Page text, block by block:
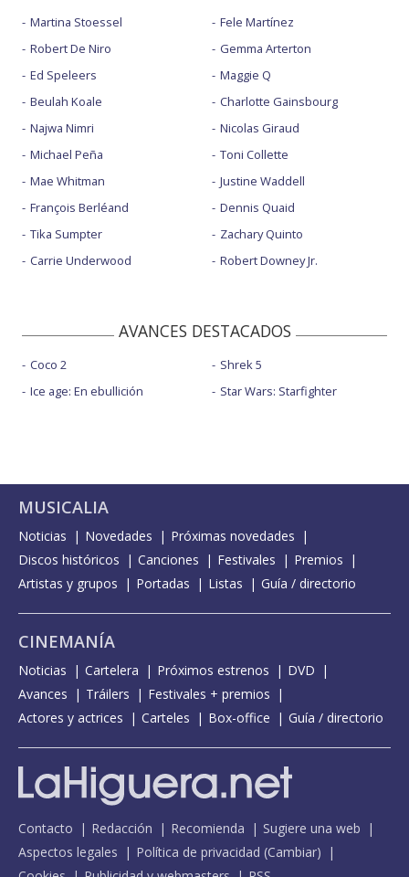
Martina Stoessel
Robert De Niro
Ed Speleers
Beulah Koale
Najwa Nimri
Michael Peña
Mae Whitman
François Berléand
Tika Sumpter
Carrie Underwood
Fele Martínez
Gemma Arterton
Maggie Q
Charlotte Gainsbourg
Nicolas Giraud
Toni Collette
Justine Waddell
Dennis Quaid
Zachary Quinto
Robert Downey Jr.
AVANCES DESTACADOS
Coco 2
Ice age: En ebullición
Shrek 5
Star Wars: Starfighter
MUSICALIA
Noticias Novedades
Próximas novedades
Discos históricos
Canciones Festivales
Premios
Artistas y grupos
Portadas Listas Guía / directorio
CINEMANÍA
Noticias Cartelera Próximos estrenos
DVD
Avances
Tráilers
Festivales + premios
Actores y actrices
Carteles Box-office Guía / directorio
Contacto Redacción Recomienda
Sugiere una web
Aspectos legales
Política de privacidad (Cambiar)